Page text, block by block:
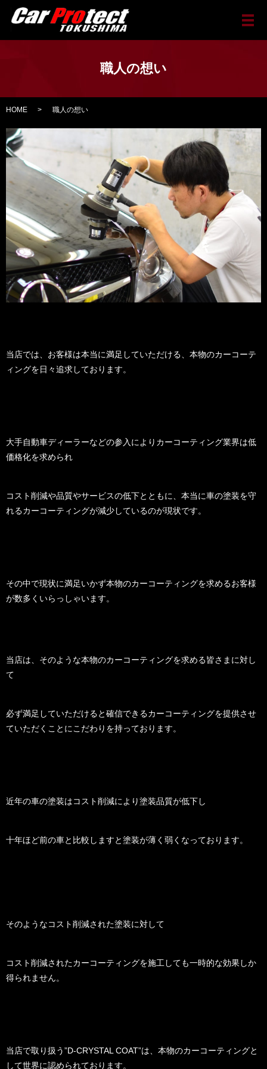
メ
職人の想い
HOME 職人の想い
当店では、お客様は本当に満足していただける、本物のカーコーテ
ィングを日々追求しております。
大手自動車ディーラーなどの参入によりカーコーティング業界は低
価格化を求められ
コスト削減や品質やサービスの低下とともに、本当に車の塗装を守
れるカーコーティングが減少しているのが現状です。
その中で現状に満足いかず本物のカーコーティングを求めるお客様
が数多くいらっしゃいます。
当店は、そのような本物のカーコーティングを求める皆さまに対し
て
必ず満足していただけると確信できるカーコーティングを提供させ
ていただくことにこだわりを持っております。
近年の車の塗装はコスト削減により塗装品質が低下し
十年ほど前の車と比較しますと塗装が薄く弱くなっております。
そのようなコスト削減された塗装に対して
コスト削減されたカーコーティングを施工しても一時的な効果しか
得られません。
当店で取り扱う”D-CRYSTAL COAT”は、本物のカーコーティングと
して世界に認められております。